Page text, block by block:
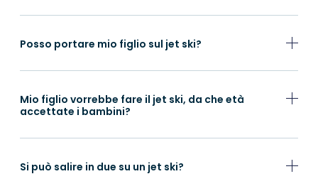
Posso portare mio figlio sul jet ski?
Mio figlio vorrebbe fare il jet ski, da che età
accettate i bambini?
Si può salire in due su un jet ski?